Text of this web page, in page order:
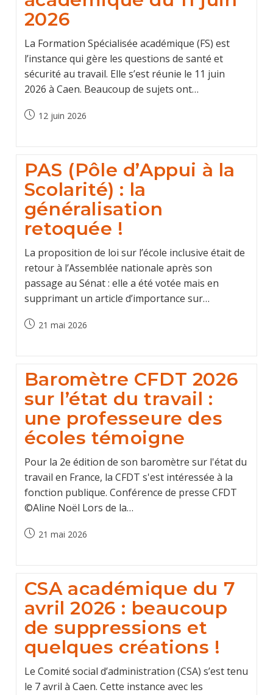
2026
La Formation Spécialisée académique (FS) est
l’instance qui gère les questions de santé et
sécurité au travail. Elle s’est réunie le 11 juin
2026 à Caen. Beaucoup de sujets ont…
Post12 juin 2026
PAS (Pôle d’Appui à la
Scolarité) : la
généralisation
retoquée !
La proposition de loi sur l’école inclusive était de
retour à l’Assemblée nationale après son
passage au Sénat : elle a été votée mais en
supprimant un article d’importance sur…
Post21 mai 2026
Baromètre CFDT 2026
sur l’état du travail :
une professeure des
écoles témoigne
Pour la 2e édition de son baromètre sur l'état du
travail en France, la CFDT s'est intéressée à la
fonction publique. Conférence de presse CFDT
©Aline Noël Lors de la…
Post21 mai 2026
CSA académique du 7
avril 2026 : beaucoup
de suppressions et
quelques créations !
Le Comité social d’administration (CSA) s’est tenu
le 7 avril à Caen. Cette instance avec les